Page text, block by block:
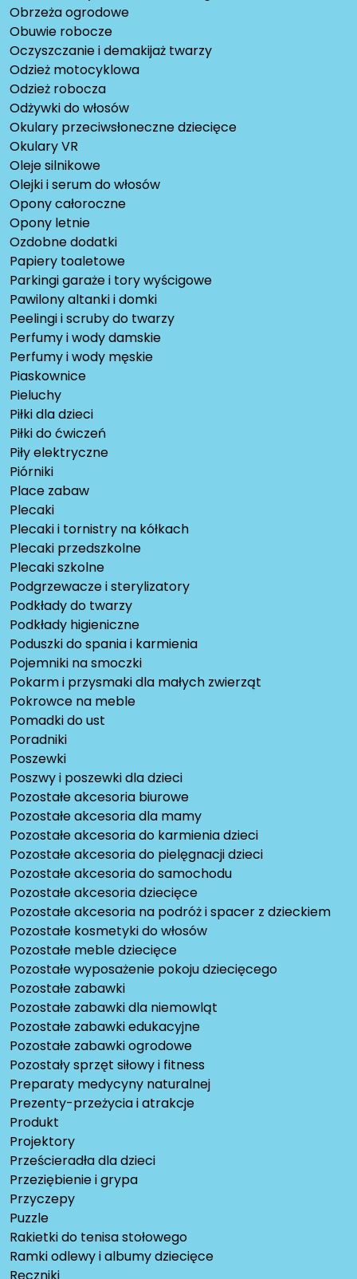
Obrzeża ogrodowe
Obuwie robocze
Oczyszczanie i demakijaż twarzy
Odzież motocyklowa
Odzież robocza
Odżywki do włosów
Okulary przeciwsłoneczne dziecięce
Okulary VR
Oleje silnikowe
Olejki i serum do włosów
Opony całoroczne
Opony letnie
Ozdobne dodatki
Papiery toaletowe
Parkingi garaże i tory wyścigowe
Pawilony altanki i domki
Peelingi i scruby do twarzy
Perfumy i wody damskie
Perfumy i wody męskie
Piaskownice
Pieluchy
Piłki dla dzieci
Piłki do ćwiczeń
Piły elektryczne
Piórniki
Place zabaw
Plecaki
Plecaki i tornistry na kółkach
Plecaki przedszkolne
Plecaki szkolne
Podgrzewacze i sterylizatory
Podkłady do twarzy
Podkłady higieniczne
Poduszki do spania i karmienia
Pojemniki na smoczki
Pokarm i przysmaki dla małych zwierząt
Pokrowce na meble
Pomadki do ust
Poradniki
Poszewki
Poszwy i poszewki dla dzieci
Pozostałe akcesoria biurowe
Pozostałe akcesoria dla mamy
Pozostałe akcesoria do karmienia dzieci
Pozostałe akcesoria do pielęgnacji dzieci
Pozostałe akcesoria do samochodu
Pozostałe akcesoria dziecięce
Pozostałe akcesoria na podróż i spacer z dzieckiem
Pozostałe kosmetyki do włosów
Pozostałe meble dziecięce
Pozostałe wyposażenie pokoju dziecięcego
Pozostałe zabawki
Pozostałe zabawki dla niemowląt
Pozostałe zabawki edukacyjne
Pozostałe zabawki ogrodowe
Pozostały sprzęt siłowy i fitness
Preparaty medycyny naturalnej
Prezenty-przeżycia i atrakcje
Produkt
Projektory
Prześcieradła dla dzieci
Przeziębienie i grypa
Przyczepy
Puzzle
Rakietki do tenisa stołowego
Ramki odlewy i albumy dziecięce
Ręczniki